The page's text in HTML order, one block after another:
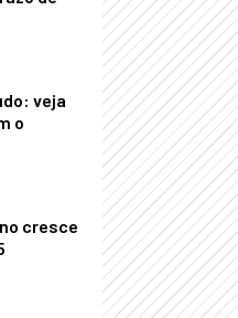
veja
o
cresce